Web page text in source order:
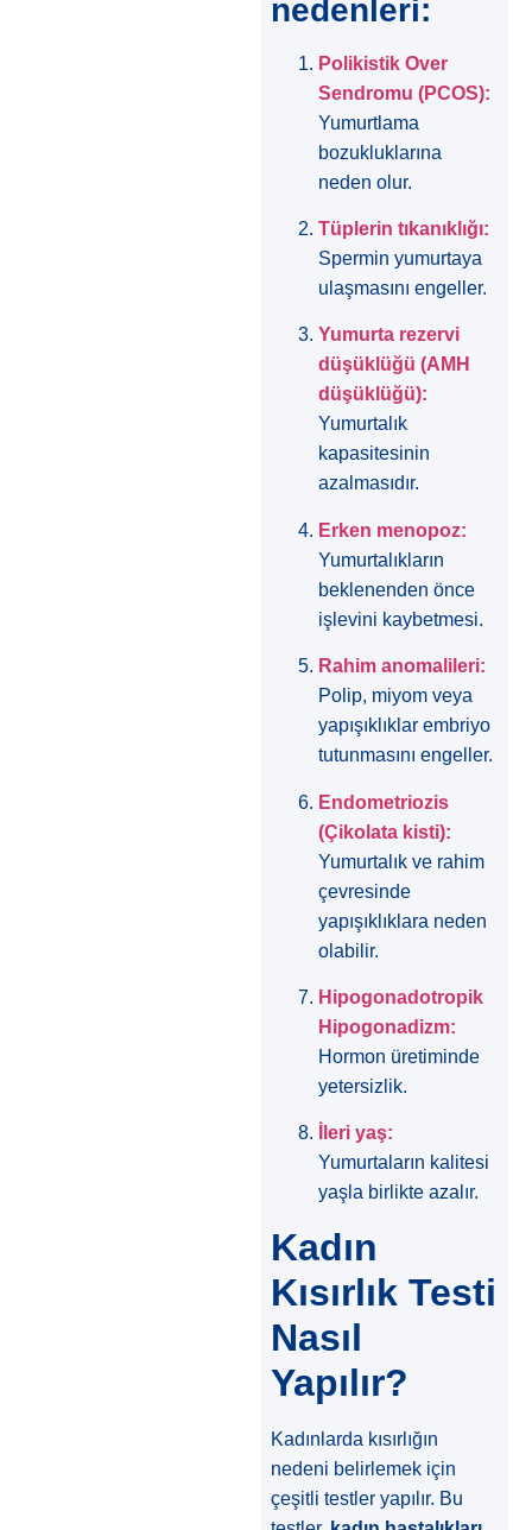
nedenleri:
Polikistik Over
Sendromu (PCOS):
Yumurtlama
bozukluklarına
neden olur.
Tüplerin tıkanıklığı:
Spermin yumurtaya
ulaşmasını engeller.
Yumurta rezervi
düşüklüğü (AMH
düşüklüğü):
Yumurtalık
kapasitesinin
azalmasıdır.
Erken menopoz:
Yumurtalıkların
beklenenden önce
işlevini kaybetmesi.
Rahim anomalileri:
Polip, miyom veya
yapışıklıklar embriyo
tutunmasını engeller.
Endometriozis
(Çikolata kisti):
Yumurtalık ve rahim
çevresinde
yapışıklıklara neden
olabilir.
Hipogonadotropik
Hipogonadizm:
Hormon üretiminde
yetersizlik.
İleri yaş:
Yumurtaların kalitesi
yaşla birlikte azalır.
Kadın
Kısırlık Testi
Nasıl
Yapılır?
Kadınlarda kısırlığın
nedeni belirlemek için
çeşitli testler yapılır. Bu